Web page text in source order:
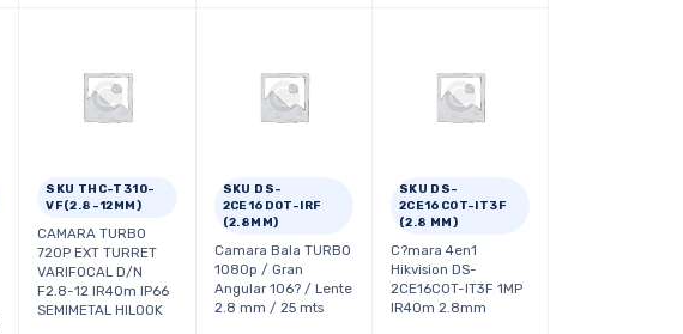
SKU THC-T310-
VF(2.8-12MM)
CAMARA TURBO
720P EXT TURRET
VARIFOCAL D/N
F2.8-12 IR40m IP66
SEMIMETAL HILOOK
SKU DS-
2CE16D0T-IRF
(2.8MM)
Camara Bala TURBO
1080p / Gran
Angular 106? / Lente
2.8 mm / 25 mts
SKU DS-
2CE16C0T-IT3F
(2.8 MM)
C?mara 4en1
Hikvision DS-
2CE16C0T-IT3F 1MP
IR40m 2.8mm